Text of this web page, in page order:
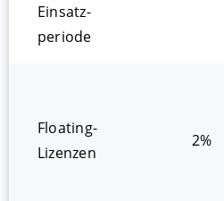
Einsatz­
periode
Floating-
Lizenzen
2%